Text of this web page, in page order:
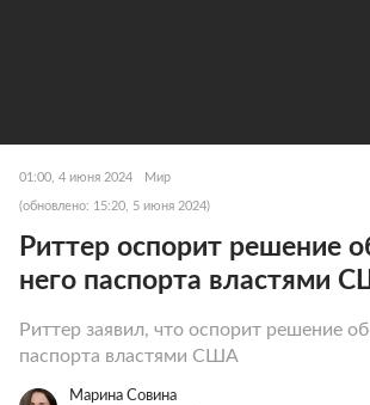
01:00, 4 июня 2024 Мир
(обновлено: 15:20, 5 июня 2024)
Риттер оспорит решение
него паспорта властями
Риттер заявил, что оспорит решение
паспорта властями США
Марина Совина